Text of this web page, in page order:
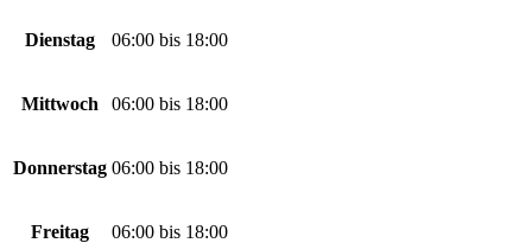
Dienstag 06:00 bis 18:00
Mittwoch 06:00 bis 18:00
Donnerstag 06:00 bis 18:00
Freitag 06:00 bis 18:00